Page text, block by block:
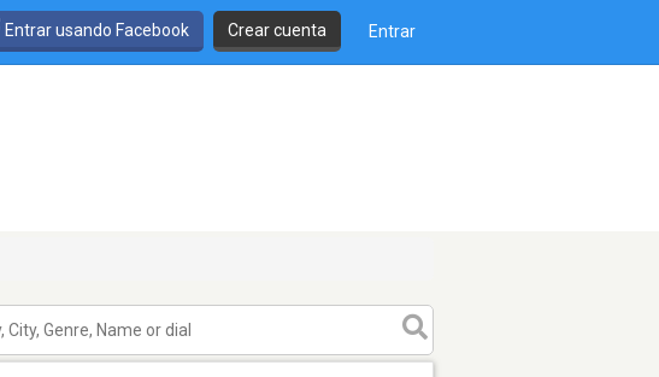
Entrar usando Facebook Crear cuenta Entrar